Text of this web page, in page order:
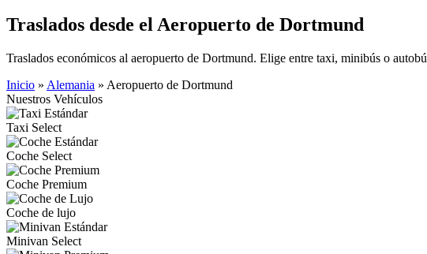
Traslados desde el Aeropuerto de Dortmund
Traslados económicos al aeropuerto de Dortmund. Elige entre taxi, minibús o
Inicio » Alemania » Aeropuerto de Dortmund
Nuestros Vehículos
Taxi Select
Coche Select
Coche Premium
Coche de lujo
Minivan Select